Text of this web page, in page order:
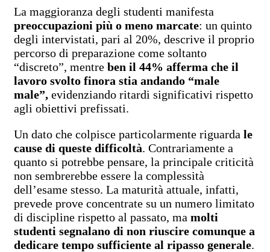
La maggioranza degli studenti manifesta
preoccupazioni più o meno marcate: un quinto
degli intervistati, pari al 20%, descrive il proprio
percorso di preparazione come soltanto
“discreto”, mentre ben il 44% afferma che il
lavoro svolto finora stia andando “male
male”, evidenziando ritardi significativi rispetto
agli obiettivi prefissati.
Un dato che colpisce particolarmente riguarda le
cause di queste difficoltà. Contrariamente a
quanto si potrebbe pensare, la principale criticità
non sembrerebbe essere la complessità
dell’esame stesso. La maturità attuale, infatti,
prevede prove concentrate su un numero limitato
di discipline rispetto al passato, ma molti
studenti segnalano di non riuscire comunque a
dedicare tempo sufficiente al ripasso generale.